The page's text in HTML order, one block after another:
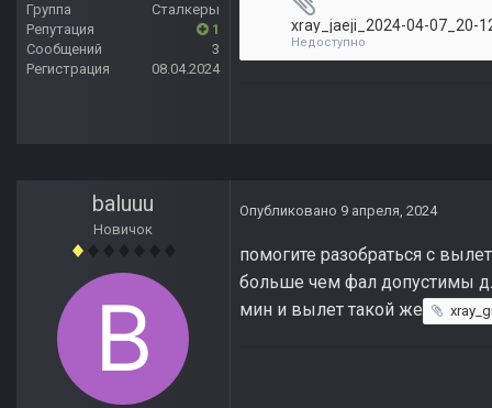
Группа
Сталкеры
Репутация
1
Сообщений
3
Регистрация
08.04.2024
xray_jaeji_2024-04-07_20-
Недоступно
baluuu
Новичок
Опубликовано 9 апреля, 2024
помогите разобраться с
больше чем фал допустимы
мин и вылет такой же